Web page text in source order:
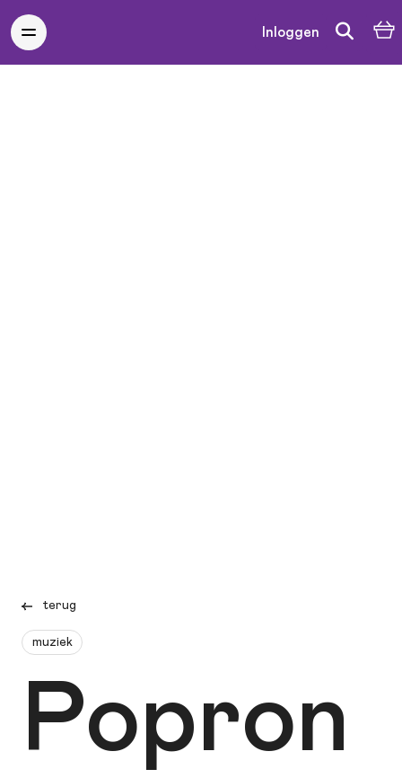
Inloggen
terug
muziek
Popron